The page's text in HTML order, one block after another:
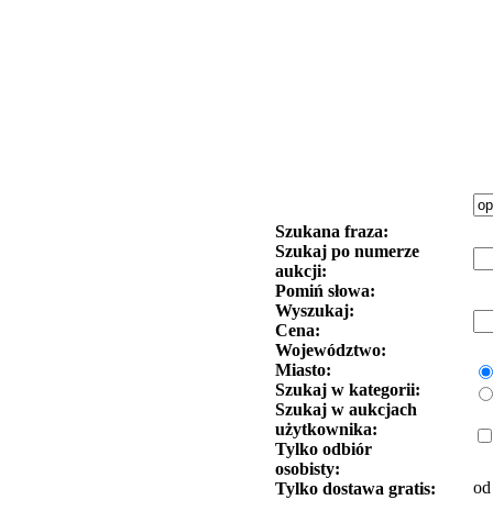
Szukana fraza:
Szukaj po numerze
aukcji:
Pomiń słowa:
Wyszukaj:
Cena:
Województwo:
Miasto:
Szukaj w kategorii:
Szukaj w aukcjach
użytkownika:
Tylko odbiór
osobisty:
Tylko dostawa gratis:
od